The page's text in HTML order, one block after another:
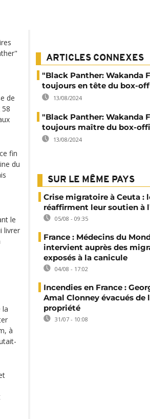
de
fin
du
le
livrer
la
à
ARTICLES CONNEXES
"Black Panther: Wakanda
toujours en tête du box-
13/08/2024
"Black Panther: Wakanda
toujours maître du box-
13/08/2024
SUR LE MÊME PAYS
Crise migratoire à Ceuta :
réaffirment leur soutien à
05/08 - 09:35
France : Médecins du
intervient auprès des
exposés à la canicule
04/08 - 17:02
Incendies en France :
Amal Clonney évacués de
propriété
31/07 - 10:08